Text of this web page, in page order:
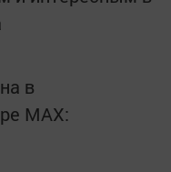
в
MАХ: